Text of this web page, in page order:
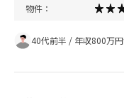
物件：
40代前半 / 年収800万